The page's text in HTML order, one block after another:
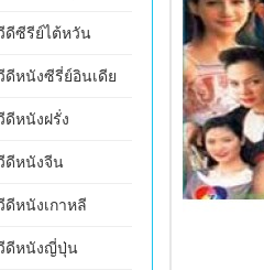
ดีซีรีย์ไต้หวัน
ดีหนังซีรี่ย์อินเดีย
ดีหนังฝรั่ง
ดีหนังจีน
ดีหนังเกาหลี
ดีหนังญี่ปุ่น